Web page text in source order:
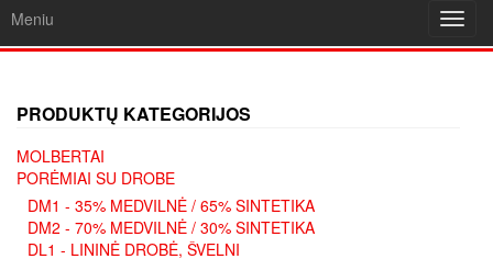
Meniu
PRODUKTŲ KATEGORIJOS
MOLBERTAI
PORĖMIAI SU DROBE
DM1 - 35% MEDVILNĖ / 65% SINTETIKA
DM2 - 70% MEDVILNĖ / 30% SINTETIKA
DL1 - LININĖ DROBĖ, ŠVELNI